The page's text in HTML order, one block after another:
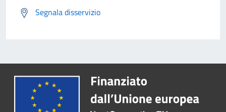
Segnala disservizio